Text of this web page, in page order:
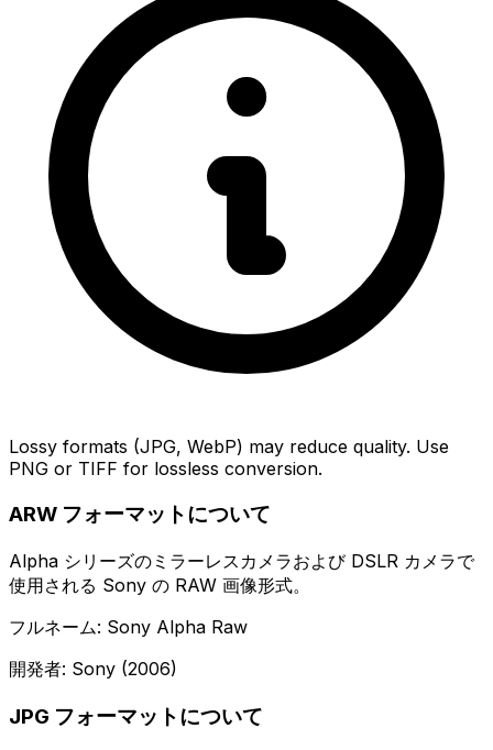
Lossy formats (JPG, WebP) may reduce quality. Use
PNG or TIFF for lossless conversion.
ARW フォーマットについて
Alpha シリーズのミラーレスカメラおよび DSLR カメラで
使用される Sony の RAW 画像形式。
フルネーム: Sony Alpha Raw
開発者: Sony (2006)
JPG フォーマットについて